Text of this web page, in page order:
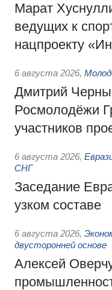
Марат
ведущих к
нацпроекту
6 августа 2026,
Дмитрий
Росмолодёжи
участников
6 августа 2026,
СНГ
Заседание
узком составе
6 августа 2026,
двусторонней основе
Алексей